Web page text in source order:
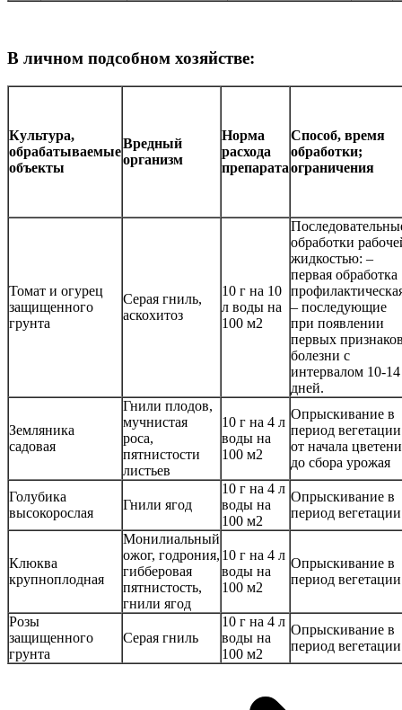
В личном подсобном хозяйстве:
Культура,
обрабатываемые
объекты
Вредный
организм
Норма
расхода
препарата
Способ, время
обработки;
ограничения
Томат и огурец
защищенного
грунта
Серая гниль,
аскохитоз
10 г на 10
л воды на
100 м2
обработки
жидкостью: –
первая обработка
– последующие
при появлении
первых
болезни с
интервалом 10-14
дней.
Земляника
садовая
Гнили плодов,
мучнистая
роса,
пятнистости
листьев
10 г на 4 л
воды на
100 м2
Опрыскивание в
период вегетации
от начала
до сбора урожая
Голубика
высокорослая
Гнили ягод
10 г на 4 л
воды на
100 м2
Опрыскивание в
период вегетации
Клюква
крупноплодная
Монилиальный
ожог, годрония,
гибберовая
пятнистость,
гнили ягод
10 г на 4 л
воды на
100 м2
Опрыскивание в
период вегетации
Розы
защищенного
грунта
Серая гниль
10 г на 4 л
воды на
100 м2
Опрыскивание в
период вегетации